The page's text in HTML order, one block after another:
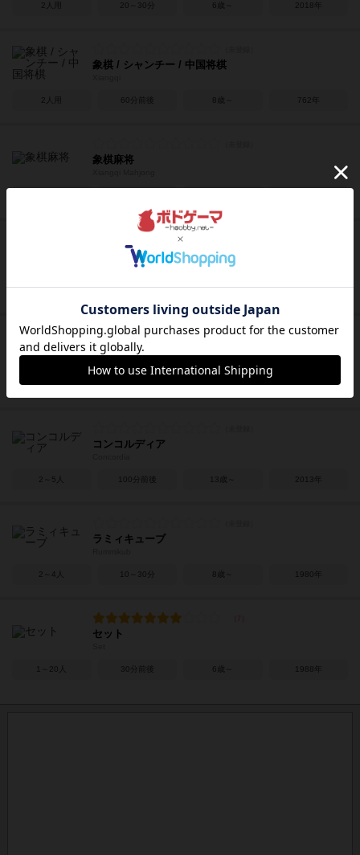
2人用 20～30分 6歳～ 2018年
象棋 / シャンチー / 中国将棋
2人用 60分前後 8歳～ 762年
象棋麻将
ロレンツォ・イル・マニーフィコ
Lorenzo il Magnifico
2～4人 60～120分 12歳～ 2016年
オルレアン
2～4人 90分前後 12歳～ 2014年
コンコルディア
2～5人 100分前後 13歳～ 2013年
ラミィキューブ
2～4人 10～30分 8歳～ 1980年
セット
1～20人 30分前後 6歳～ 1988年